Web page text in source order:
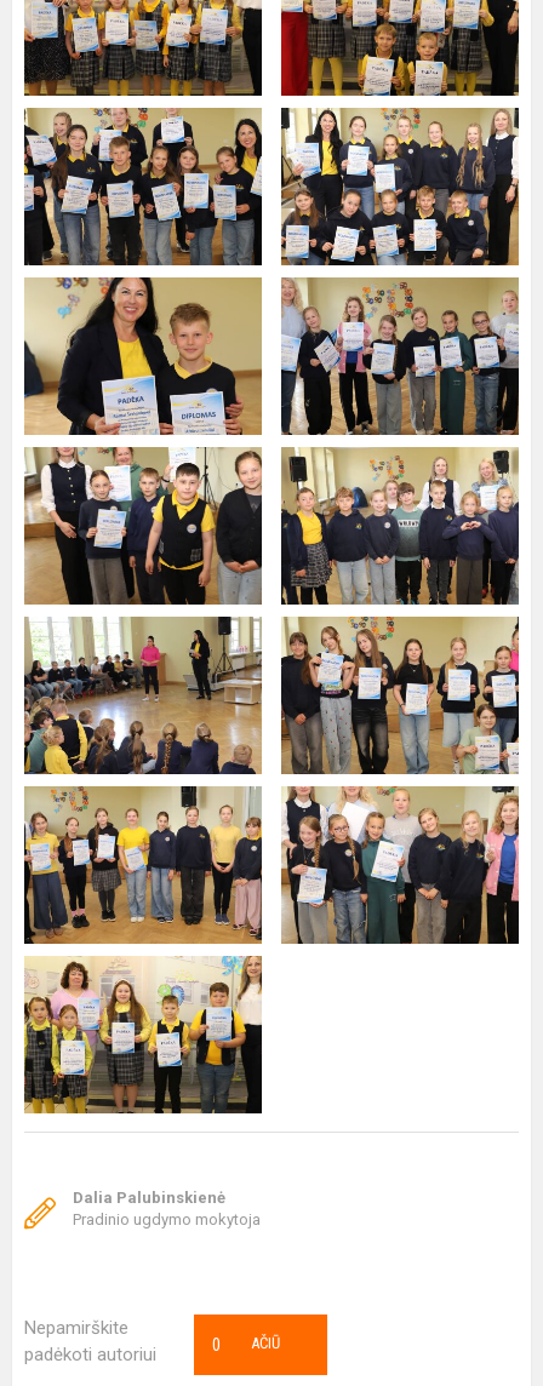
Dalia Palubinskienė
Pradinio ugdymo mokytoja
Nepamirškite
padėkoti autoriui
AČIŪ
0